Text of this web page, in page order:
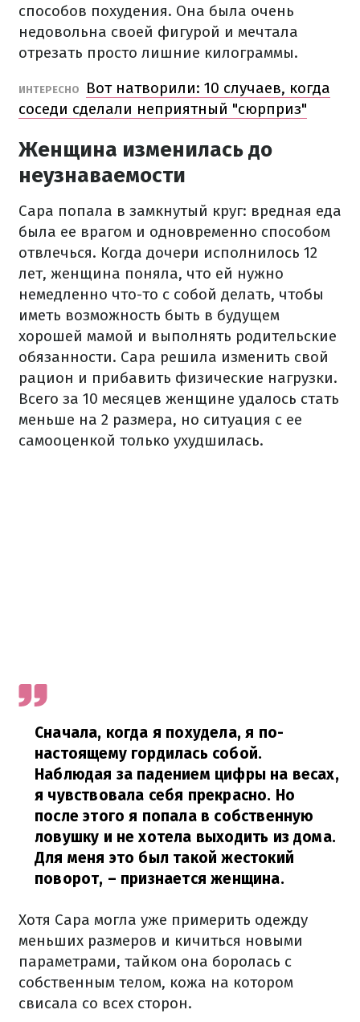
способов похудения. Она была очень
недовольна своей фигурой и мечтала
отрезать просто лишние килограммы.
ИНТЕРЕСНО
Вот натворили: 10 случаев, когда
соседи сделали неприятный "сюрприз"
Женщина изменилась до
неузнаваемости
Сара попала в замкнутый круг: вредная еда
была ее врагом и одновременно способом
отвлечься. Когда дочери исполнилось 12
лет, женщина поняла, что ей нужно
немедленно что-то с собой делать, чтобы
иметь возможность быть в будущем
хорошей мамой и выполнять родительские
обязанности. Сара решила изменить свой
рацион и прибавить физические нагрузки.
Всего за 10 месяцев женщине удалось стать
меньше на 2 размера, но ситуация с ее
самооценкой только ухудшилась.
Сначала, когда я похудела, я по-
настоящему гордилась собой.
Наблюдая за падением цифры на весах,
я чувствовала себя прекрасно. Но
после этого я попала в собственную
ловушку и не хотела выходить из дома.
Для меня это был такой жестокий
поворот, – признается женщина.
Хотя Сара могла уже примерить одежду
меньших размеров и кичиться новыми
параметрами, тайком она боролась с
собственным телом, кожа на котором
свисала со всех сторон.